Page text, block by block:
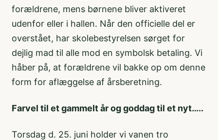
forældrene, mens børnene bliver aktiveret
udenfor eller i hallen. Når den officielle del er
overstået, har skolebestyrelsen sørget for
dejlig mad til alle mod en symbolsk betaling. Vi
håber på, at forældrene vil bakke op om denne
form for aflæggelse af årsberetning.
Farvel til et gammelt år og goddag til et nyt…..
Torsdag d. 25. juni holder vi vanen tro